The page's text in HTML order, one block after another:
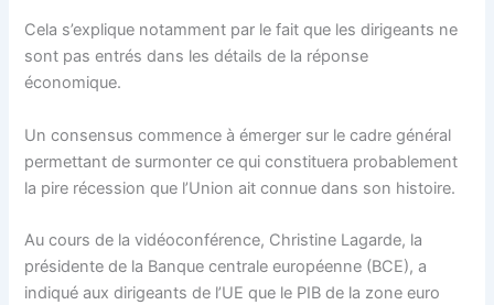
Cela s’explique notamment par le fait que les dirigeants ne
sont pas entrés dans les détails de la réponse
économique.
Un consensus commence à émerger sur le cadre général
permettant de surmonter ce qui constituera probablement
la pire récession que l’Union ait connue dans son histoire.
Au cours de la vidéoconférence, Christine Lagarde, la
présidente de la Banque centrale européenne (BCE), a
indiqué aux dirigeants de l’UE que le PIB de la zone euro